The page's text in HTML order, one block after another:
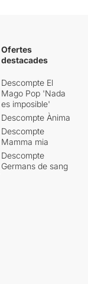
Ofertes
destacades
Descompte El
Mago Pop 'Nada
es imposible'
Descompte Ànima
Descompte
Mamma mia
Descompte
Germans de sang